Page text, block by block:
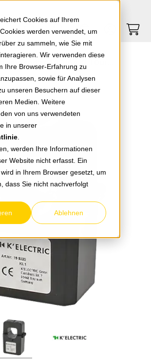
Cookies auf Ihrem
werden verwendet, um
zu sammeln, wie Sie mit
Wir verwenden diese
Ihre Browser-Erfahrung zu
sowie für Analysen
unseren Besuchern auf dieser
Medien. Weitere
von uns verwendeten
in unserer
werden Ihre Informationen
Website nicht erfasst. Ein
in Ihrem Browser gesetzt, um
dass Sie nicht nachverfolgt
Ablehnen
Springe zum Footer
0